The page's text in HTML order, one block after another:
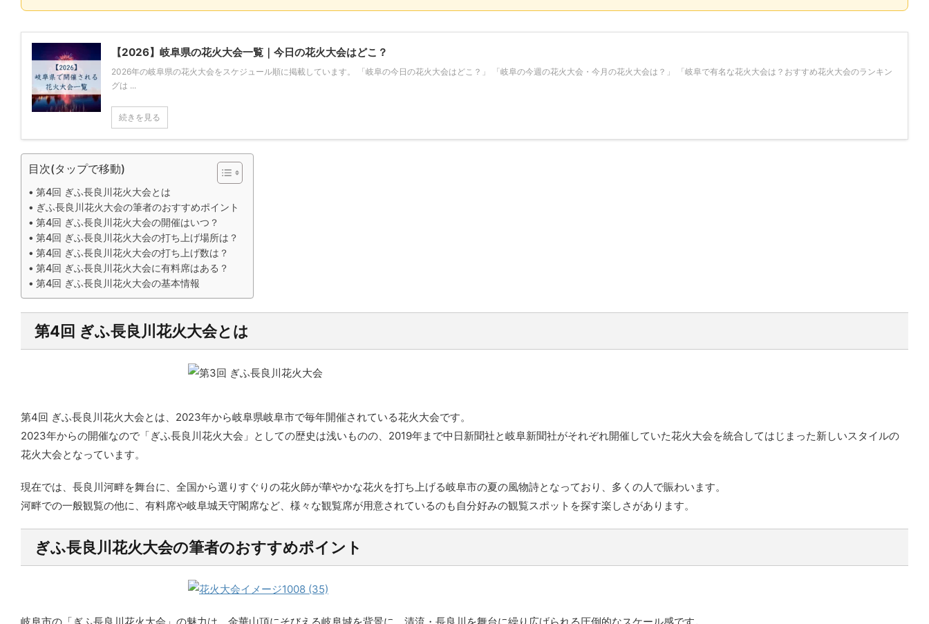
【2026】岐阜県の花火大会一覧｜今日の花火大会はどこ？
2026年の岐阜県の花火大会をスケジュール順に掲載しています。 「岐阜の今日の花火大会はどこ？」 「岐阜の今週の花火大会・今月の花火大会は？」 「岐阜で有名な花火大会は？おすすめ花火大会のランキン
グは ...
続きを見る
目次(タップで移動)
第4回 ぎふ長良川花火大会とは
ぎふ長良川花火大会の筆者のおすすめポイント
第4回 ぎふ長良川花火大会の開催はいつ？
第4回 ぎふ長良川花火大会の打ち上げ場所は？
第4回 ぎふ長良川花火大会の打ち上げ数は？
第4回 ぎふ長良川花火大会に有料席はある？
第4回 ぎふ長良川花火大会の基本情報
第4回 ぎふ長良川花火大会とは
第4回 ぎふ長良川花火大会とは、2023年から岐阜県岐阜市で毎年開催されている花火大会です。
2023年からの開催なので「ぎふ長良川花火大会」としての歴史は浅いものの、2019年まで中日新聞社と岐阜新聞社がそれぞれ開催していた花火大会を統合してはじまった新しいスタイルの
花火大会となっています。
現在では、長良川河畔を舞台に、全国から選りすぐりの花火師が華やかな花火を打ち上げる岐阜市の夏の風物詩となっており、多くの人で賑わいます。
河畔での一般観覧の他に、有料席や岐阜城天守閣席など、様々な観覧席が用意されているのも自分好みの観覧スポットを探す楽しさがあります。
ぎふ長良川花火大会の筆者のおすすめポイント